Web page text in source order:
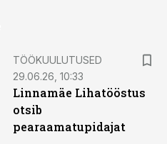
TÖÖKUULUTUSED
29.06.26, 10:33
Linnamäe Lihatööstus
otsib
pearaamatupidajat